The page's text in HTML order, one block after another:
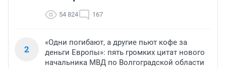
54 824 167
2
«Одни погибают, а другие пьют кофе за
деньги Европы»: пять громких цитат нового
начальника МВД по Волгоградской области